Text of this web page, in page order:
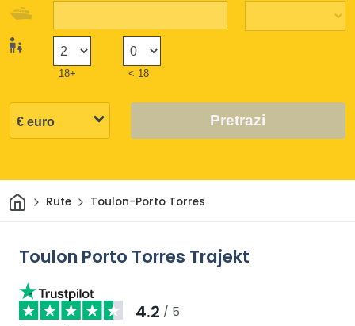
18+ < 18
Pretrazi
DomRute Toulon-Porto Torres
Toulon Porto Torres Trajekt
4.2 / 5